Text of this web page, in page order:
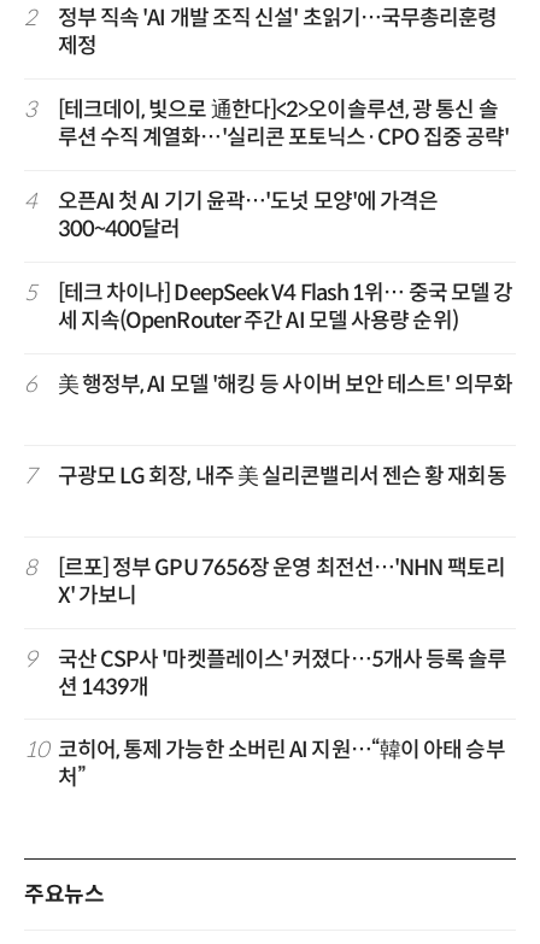
2
정부 직속 'AI 개발 조직 신설' 초읽기…국무총리훈령
제정
3
[테크데이, 빛으로 通한다]<2>오이솔루션, 광 통신 솔
루션 수직 계열화…'실리콘 포토닉스·CPO 집중 공략'
4
오픈AI 첫 AI 기기 윤곽…'도넛 모양'에 가격은
300~400달러
5
[테크 차이나] DeepSeek V4 Flash 1위… 중국 모델 강
세 지속(OpenRouter 주간 AI 모델 사용량 순위)
6 美 행정부, AI 모델 '해킹 등 사이버 보안 테스트' 의무화
7 구광모 LG 회장, 내주 美 실리콘밸리서 젠슨 황 재회동
8
[르포] 정부 GPU 7656장 운영 최전선…'NHN 팩토리
X' 가보니
9
국산 CSP사 '마켓플레이스' 커졌다…5개사 등록 솔루
션 1439개
10 코히어, 통제 가능한 소버린 AI 지원…“韓이 아태 승부
처”
주요뉴스